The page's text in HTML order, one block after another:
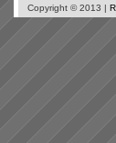
Copyright © 2013 |